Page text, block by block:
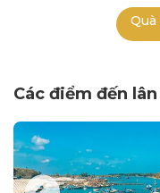
Các điểm đến